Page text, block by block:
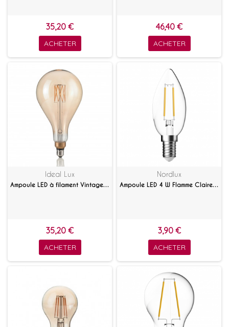
35,20 €
ACHETER
46,40 €
ACHETER
Ideal Lux
Ampoule LED à filament Vintage XL ambrée 8 W E27
35,20 €
ACHETER
Nordlux
Ampoule LED 4 W Flamme Claire E14 Blanc chaud
3,90 €
ACHETER